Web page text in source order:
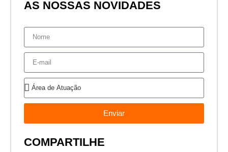
AS NOSSAS NOVIDADES
Enviar
COMPARTILHE